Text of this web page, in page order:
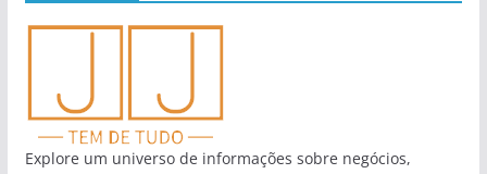
Explore um universo de informações sobre negócios,